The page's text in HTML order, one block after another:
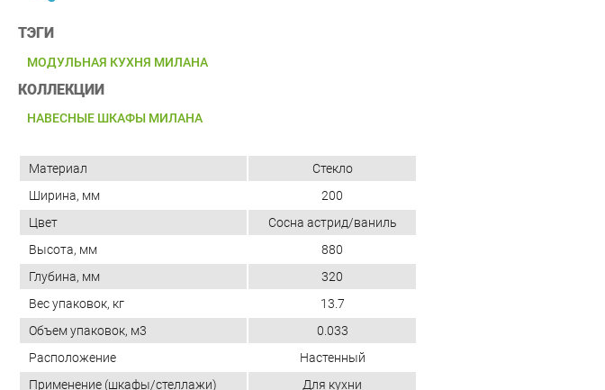
ТЭГИ
МОДУЛЬНАЯ КУХНЯ МИЛАНА
КОЛЛЕКЦИИ
НАВЕСНЫЕ ШКАФЫ МИЛАНА
Материал
Стекло
Ширина, мм
200
Цвет
Сосна астрид/ваниль
Высота, мм
880
Глубина, мм
320
Вес упаковок, кг
13.7
Объем упаковок, м3
0.033
Расположение
Настенный
Применение (шкафы/стеллажи)
Для кухни